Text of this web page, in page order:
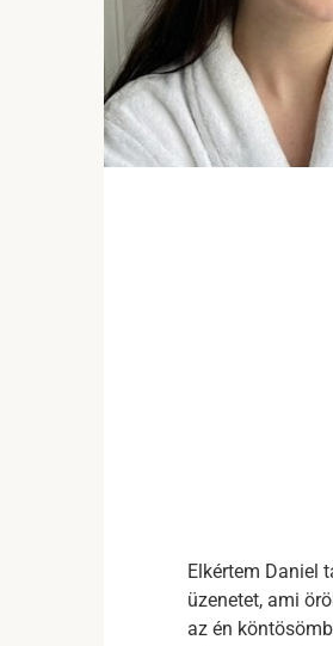
Elkértem Daniel
üzenetet, ami
az én